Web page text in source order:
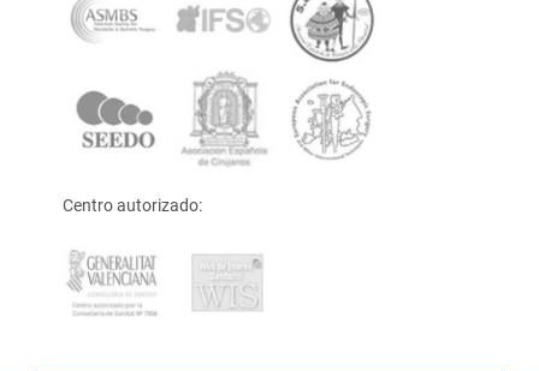
Centro autorizado: